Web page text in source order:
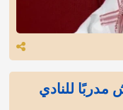
مدربًا للنادي